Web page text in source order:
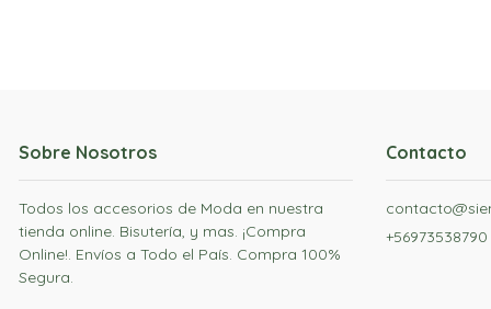
Sobre Nosotros
Todos los accesorios de Moda en nuestra
tienda online. Bisutería, y mas. ¡Compra
Online!. Envíos a Todo el País. Compra 100%
Segura.
Contacto
+56973538790